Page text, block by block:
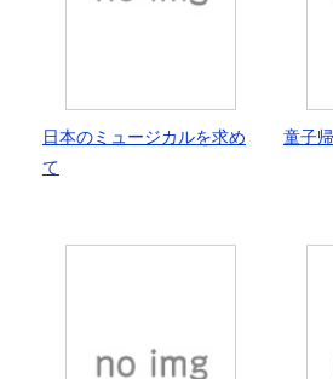
日本のミュージカルを求め
て
童子